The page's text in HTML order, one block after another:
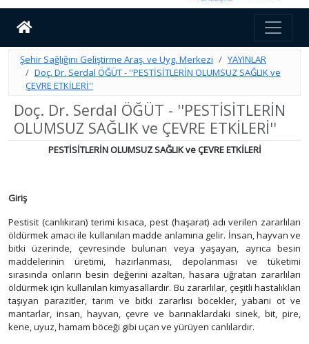
Şehir Sağlığını Geliştirme Araş. ve Uyg. Merkezi
YAYINLAR
Doç. Dr. Serdal ÖĞÜT - ''PESTİSİTLERİN OLUMSUZ SAĞLIK ve
ÇEVRE ETKİLERİ''
Doç. Dr. Serdal ÖĞÜT - ''PESTİSİTLERİN
OLUMSUZ SAĞLIK ve ÇEVRE ETKİLERİ''
PESTİSİTLERİN OLUMSUZ SAĞLIK ve ÇEVRE ETKİLERİ
Giriş
Pestisit (canlıkıran) terimi kısaca, pest (haşarat) adı verilen zararlıları
öldürmek amacı ile kullanılan madde anlamına gelir. İnsan, hayvan ve
bitki üzerinde, çevresinde bulunan veya yaşayan, ayrıca besin
maddelerinin üretimi, hazırlanması, depolanması ve tüketimi
sırasında onların besin değerini azaltan, hasara uğratan zararlıları
öldürmek için kullanılan kimyasallardır. Bu zararlılar, çeşitli hastalıkları
taşıyan parazitler, tarım ve bitki zararlısı böcekler, yabani ot ve
mantarlar, insan, hayvan, çevre ve barınaklardaki sinek, bit, pire,
kene, uyuz, hamam böceği gibi uçan ve yürüyen canlılardır.